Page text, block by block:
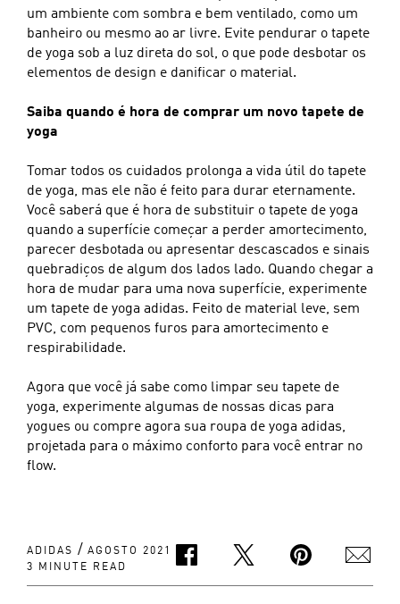
um ambiente com sombra e bem ventilado, como um
banheiro ou mesmo ao ar livre. Evite pendurar o tapete
de yoga sob a luz direta do sol, o que pode desbotar os
elementos de design e danificar o material.
Saiba quando é hora de comprar um novo tapete de
yoga
Tomar todos os cuidados prolonga a vida útil do tapete
de yoga, mas ele não é feito para durar eternamente.
Você saberá que é hora de substituir o tapete de yoga
quando a superfície começar a perder amortecimento,
parecer desbotada ou apresentar descascados e sinais
quebradiços de algum dos lados lado. Quando chegar a
hora de mudar para uma nova superfície, experimente
um tapete de yoga adidas. Feito de material leve, sem
PVC, com pequenos furos para amortecimento e
respirabilidade.
Agora que você já sabe como limpar seu tapete de
yoga, experimente algumas de nossas dicas para
yogues ou compre agora sua roupa de yoga adidas,
projetada para o máximo conforto para você entrar no
flow.
ADIDAS / AGOSTO 2021
3 MINUTE READ